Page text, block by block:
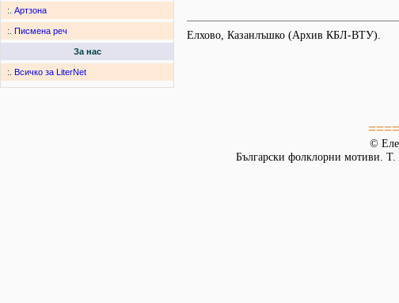
:. Артзона
:. Писмена реч
За нас
:. Всичко за LiterNet
Елхово, Казанлъшко (Архив КБЛ-ВТУ).
©
Български фолклорни мотиви.